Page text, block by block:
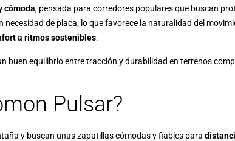
cómoda, pensada para corredores populares que buscan
de placa, lo que favorece la naturalidad del
a ritmos sostenibles.
buen equilibrio entre tracción y durabilidad en terrenos
Pulsar?
y buscan unas zapatillas cómodas y fiables para